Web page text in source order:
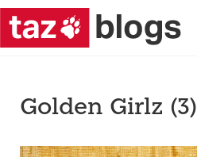
Golden Girlz (3)